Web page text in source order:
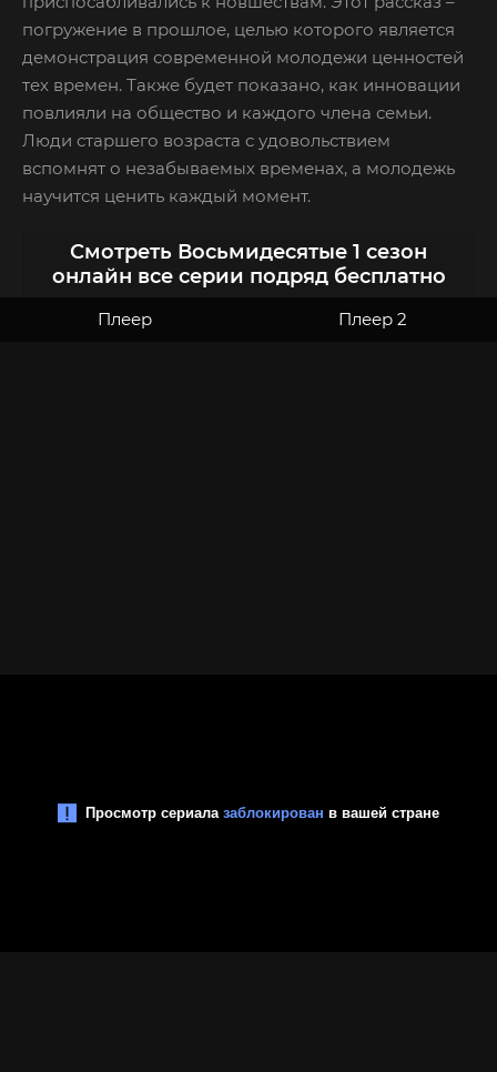
погружение в прошлое, целью которого является
демонстрация современной молодежи ценностей
тех времен. Также будет показано, как инновации
повлияли на общество и каждого члена семьи.
Люди старшего возраста с удовольствием
вспомнят о незабываемых временах, а молодежь
научится ценить каждый момент.
Смотреть Восьмидесятые 1 сезон
онлайн все серии подряд бесплатно
Плеер Плеер 2